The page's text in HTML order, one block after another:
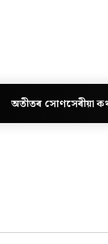
অতীতৰ সোণসেৰীয়া